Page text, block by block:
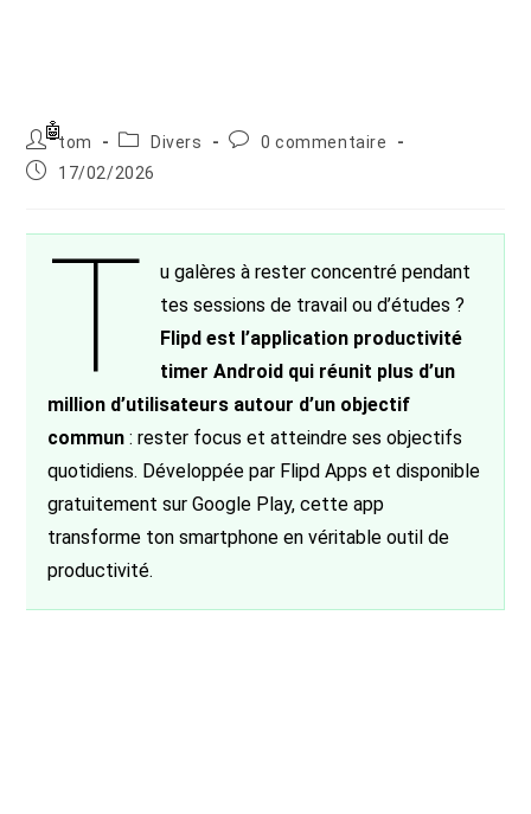
Auteur/autrice
de
la
tom
PostDivers
Commentaires
0 commentaire
Publication
17/02/2026
T
u galères à rester concentré pendant
tes sessions de travail ou d’études ?
Flipd est l’application productivité
timer Android qui réunit plus d’un
million d’utilisateurs autour d’un objectif
commun : rester focus et atteindre ses objectifs
quotidiens. Développée par Flipd Apps et disponible
gratuitement sur Google Play, cette app
transforme ton smartphone en véritable outil de
productivité.